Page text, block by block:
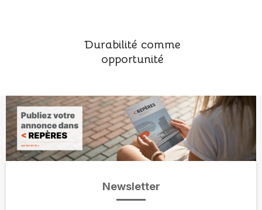
Durabilité comme
opportunité
Newsletter